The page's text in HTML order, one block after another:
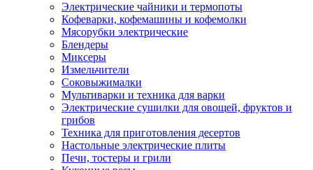
Электрические чайники и термопоты
Кофеварки, кофемашины и кофемолки
Мясорубки электрические
Блендеры
Миксеры
Измельчители
Соковыжималки
Мультиварки и техника для варки
Электрические сушилки для овощей, фруктов и
грибов
Техника для приготовления десертов
Настольные электрические плиты
Печи, тостеры и грили